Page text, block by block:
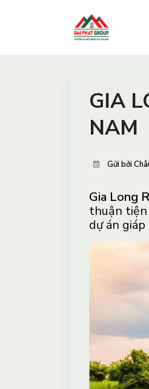
GIA
NAM
Gửi bởi
Gia Long
thuận tiện
dự án